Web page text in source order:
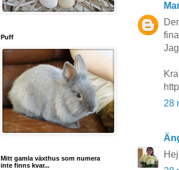
28
Puff
Mitt gamla växthus som numera
inte finns kvar...